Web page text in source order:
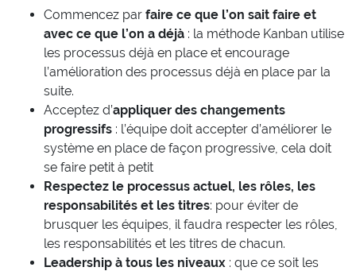
Commencez par faire ce que l’on sait faire et
avec ce que l’on a déjà : la méthode Kanban utilise
les processus déjà en place et encourage
l’amélioration des processus déjà en place par la
suite.
Acceptez d’appliquer des changements
progressifs : l’équipe doit accepter d’améliorer le
système en place de façon progressive, cela doit
se faire petit à petit
Respectez le processus actuel, les rôles, les
responsabilités et les titres: pour éviter de
brusquer les équipes, il faudra respecter les rôles,
les responsabilités et les titres de chacun.
Leadership à tous les niveaux : que ce soit les